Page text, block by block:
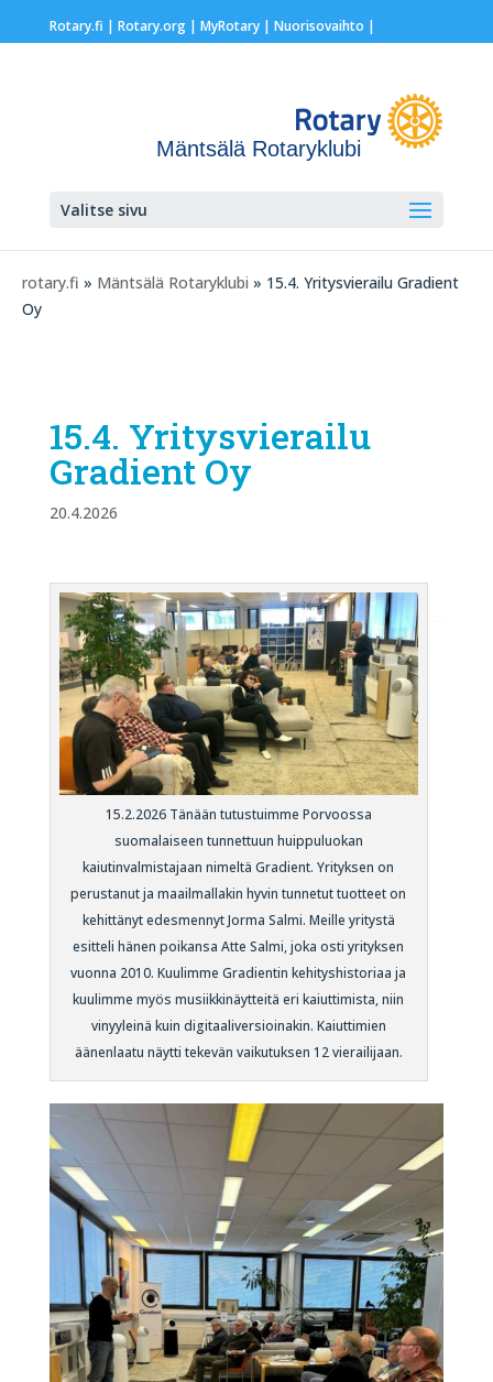
Rotary.fi | Rotary.org| MyRotary | Nuorisovaihto |
Mäntsälä Rotaryklubi
Valitse sivu
rotary.fi » Mäntsälä Rotaryklubi » 15.4. Yritysvierailu Gradient
Oy
15.4. Yritysvierailu
Gradient Oy
20.4.2026
15.2.2026 Tänään tutustuimme Porvoossa
suomalaiseen tunnettuun huippuluokan
kaiutinvalmistajaan nimeltä Gradient. Yrityksen on
perustanut ja maailmallakin hyvin tunnetut tuotteet on
kehittänyt edesmennyt Jorma Salmi. Meille yritystä
esitteli hänen poikansa Atte Salmi, joka osti yrityksen
vuonna 2010. Kuulimme Gradientin kehityshistoriaa ja
kuulimme myös musiikkinäytteitä eri kaiuttimista, niin
vinyyleinä kuin digitaaliversioinakin. Kaiuttimien
äänenlaatu näytti tekevän vaikutuksen 12 vierailijaan.